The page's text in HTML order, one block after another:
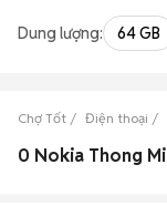
Dung lượng: 64 GB
Chợ Tốt Điện thoại
0 Nokia Thong